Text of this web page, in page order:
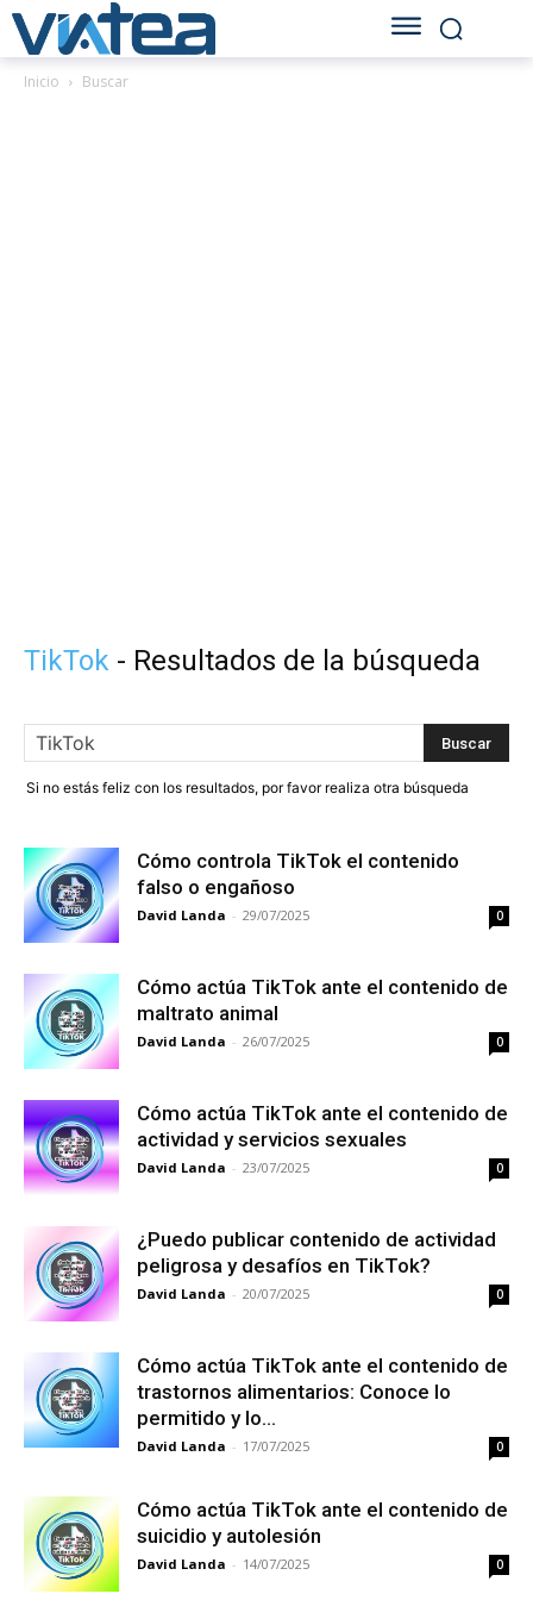
Inicio Buscar
TikTok - Resultados de la búsqueda
Si no estás feliz con los resultados, por favor realiza otra búsqueda
Cómo controla TikTok el contenido
falso o engañoso
David Landa - 29/07/2025 0
Cómo actúa TikTok ante el contenido de
maltrato animal
David Landa - 26/07/2025 0
Cómo actúa TikTok ante el contenido de
actividad y servicios sexuales
David Landa - 23/07/2025 0
¿Puedo publicar contenido de actividad
peligrosa y desafíos en TikTok?
David Landa - 20/07/2025 0
Cómo actúa TikTok ante el contenido de
trastornos alimentarios: Conoce lo
permitido y lo...
David Landa - 17/07/2025 0
Cómo actúa TikTok ante el contenido de
suicidio y autolesión
David Landa - 14/07/2025 0